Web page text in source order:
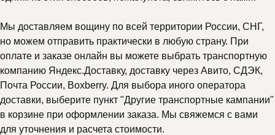
Мы доставляем вощину по всей территории России, СНГ,
но можем отправить практически в любую страну. При
оплате и заказе онлайн вы можете выбрать транспортную
компанию Яндекс.Доставку, доставку через Авито, СДЭК,
Почта России, Boxberry. Для выбора иного оператора
доставки, выберите пункт "Другие транспортные кампании"
в корзине при оформлении заказа. Мы свяжемся с вами
для уточнения и расчета стоимости.